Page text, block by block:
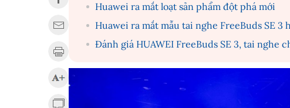
Huawei ra mắt loạt sản phẩm đột phá mới
Huawei ra mắt mẫu tai nghe FreeBuds SE 3
Đánh giá HUAWEI FreeBuds SE 3, tai nghe